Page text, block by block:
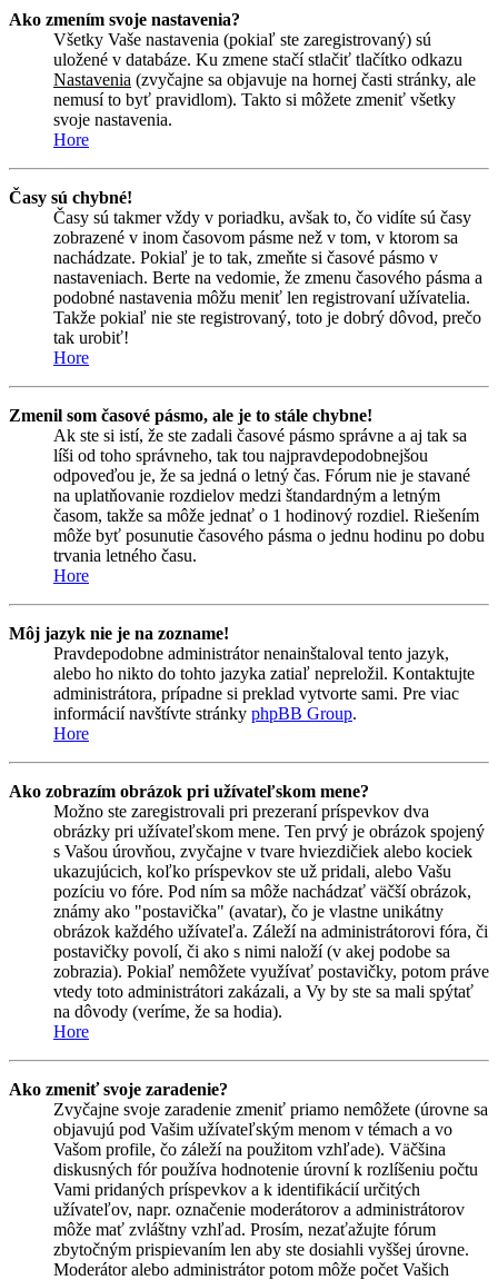
Ako zmením svoje nastavenia?
Všetky Vaše nastavenia (pokiaľ ste zaregistrovaný) sú
uložené v databáze. Ku zmene stačí stlačiť tlačítko odkazu
Nastavenia (zvyčajne sa objavuje na hornej časti stránky, ale
nemusí to byť pravidlom). Takto si môžete zmeniť všetky
svoje nastavenia.
Hore
Časy sú chybné!
Časy sú takmer vždy v poriadku, avšak to, čo vidíte sú časy
zobrazené v inom časovom pásme než v tom, v ktorom sa
nachádzate. Pokiaľ je to tak, zmeňte si časové pásmo v
nastaveniach. Berte na vedomie, že zmenu časového pásma a
podobné nastavenia môžu meniť len registrovaní užívatelia.
Takže pokiaľ nie ste registrovaný, toto je dobrý dôvod, prečo
tak urobiť!
Hore
Zmenil som časové pásmo, ale je to stále chybne!
Ak ste si istí, že ste zadali časové pásmo správne a aj tak sa
líši od toho správneho, tak tou najpravdepodobnejšou
odpoveďou je, že sa jedná o letný čas. Fórum nie je stavané
na uplatňovanie rozdielov medzi štandardným a letným
časom, takže sa môže jednať o 1 hodinový rozdiel. Riešením
môže byť posunutie časového pásma o jednu hodinu po dobu
trvania letného času.
Hore
Môj jazyk nie je na zozname!
Pravdepodobne administrátor nenainštaloval tento jazyk,
alebo ho nikto do tohto jazyka zatiaľ nepreložil. Kontaktujte
administrátora, prípadne si preklad vytvorte sami. Pre viac
informácií navštívte stránky phpBB Group.
Hore
Ako zobrazím obrázok pri užívateľskom mene?
Možno ste zaregistrovali pri prezeraní príspevkov dva
obrázky pri užívateľskom mene. Ten prvý je obrázok spojený
s Vašou úrovňou, zvyčajne v tvare hviezdičiek alebo kociek
ukazujúcich, koľko príspevkov ste už pridali, alebo Vašu
pozíciu vo fóre. Pod ním sa môže nachádzať väčší obrázok,
známy ako "postavička" (avatar), čo je vlastne unikátny
obrázok každého užívateľa. Záleží na administrátorovi fóra, či
postavičky povolí, či ako s nimi naloží (v akej podobe sa
zobrazia). Pokiaľ nemôžete využívať postavičky, potom práve
vtedy toto administrátori zakázali, a Vy by ste sa mali spýtať
na dôvody (veríme, že sa hodia).
Hore
Ako zmeniť svoje zaradenie?
Zvyčajne svoje zaradenie zmeniť priamo nemôžete (úrovne sa
objavujú pod Vašim užívateľským menom v témach a vo
Vašom profile, čo záleží na použitom vzhľade). Väčšina
diskusných fór používa hodnotenie úrovní k rozlíšeniu počtu
Vami pridaných príspevkov a k identifikácií určitých
užívateľov, napr. označenie moderátorov a administrátorov
môže mať zvláštny vzhľad. Prosím, nezaťažujte fórum
zbytočným prispievaním len aby ste dosiahli vyššej úrovne.
Moderátor alebo administrátor potom môže počet Vašich